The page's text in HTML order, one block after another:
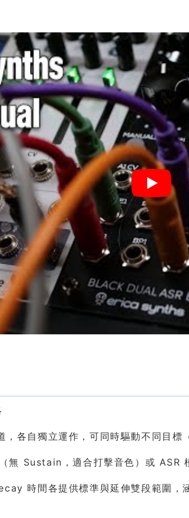
，各自獨立運作，可同時驅動不同目標
無 Sustain，適合打擊音色）或 ASR
時間各提供標準與延伸雙段範圍，